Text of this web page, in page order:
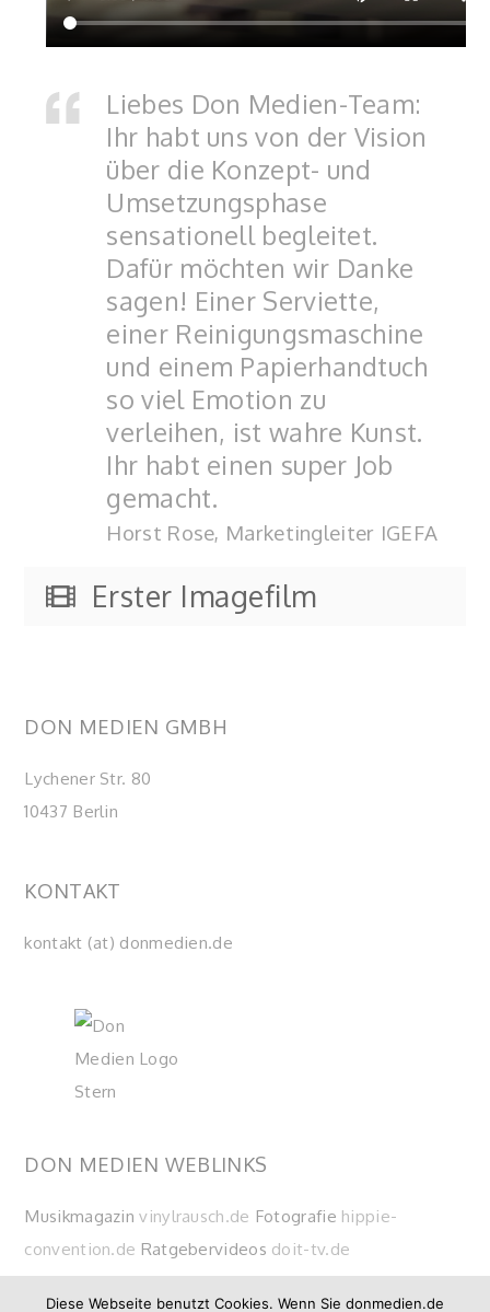
Liebes Don Medien-Team:
Ihr habt uns von der Vision
über die Konzept- und
Umsetzungsphase
sensationell begleitet.
Dafür möchten wir Danke
sagen! Einer Serviette,
einer Reinigungsmaschine
und einem Papierhandtuch
so viel Emotion zu
verleihen, ist wahre Kunst.
Ihr habt einen super Job
gemacht.
Horst Rose, Marketingleiter IGEFA
Erster Imagefilm
DON MEDIEN GMBH
Lychener Str. 80
10437 Berlin
KONTAKT
kontakt (at) donmedien.de
DON MEDIEN WEBLINKS
Musikmagazinvinylrausch.de Fotografie hippie-
convention.de Ratgebervideos doit-tv.de
Diese Webseite benutzt Cookies. Wenn Sie donmedien.de